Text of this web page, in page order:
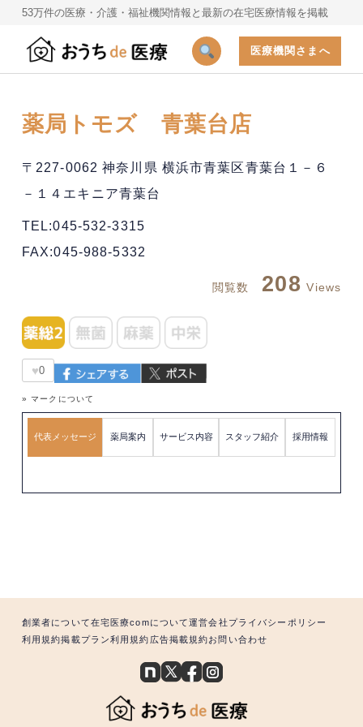
53万件の医療・介護・福祉機関情報と最新の在宅医療情報を掲載
医療機関さまへ
薬局トモズ 青葉台店
〒227-0062 神奈川県 横浜市青葉区青葉台１－６
－１４エキニア青葉台
TEL:045-532-3315
FAX:045-988-5332
閲覧数 208 Views
♥0
» マークについて
代表メッセージ 薬局案内 サービス内容 スタッフ紹介 採用情報
創業者について在宅医療comについて運営会社 プライバシーポリシー
利用規約掲載プラン利用規約 広告掲載規約お問い合わせ